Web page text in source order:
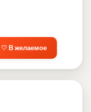
♡ В желаемое